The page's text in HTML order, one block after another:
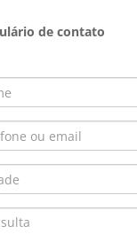
de contato
ou Email